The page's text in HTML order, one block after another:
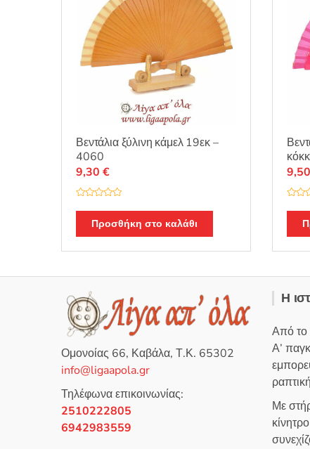
Βεντάλια ξύλινη κάμελ 19εκ –
4060
α
ο
ο
θ
κ
ε
μ
ε
0
ό
9,30 €
Προσθήκη στο καλάθι
α
ο
ο
θ
κ
ε
0
π
5
9,50
Ομονοίας 66, Καβάλα, Τ.Κ. 65302
info@ligaapola.gr
Τηλέφωνα επικοινωνίας:
2510222805
6942983559
Η
Από το
Α’
Με